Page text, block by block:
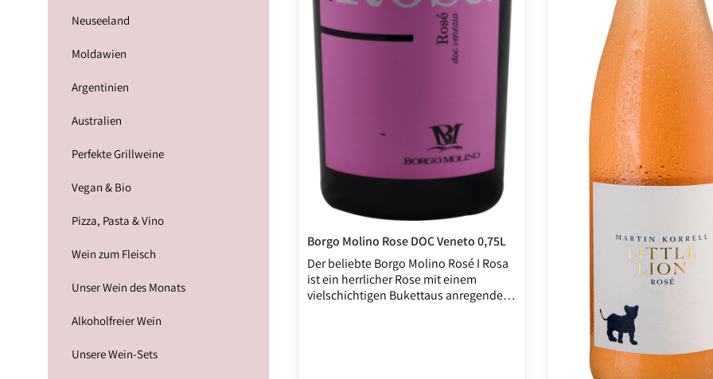
Neuseeland
Moldawien
Argentinien
Australien
Perfekte Grillweine
Vegan & Bio
Pizza, Pasta & Vino
Wein zum Fleisch
Unser Wein des Monats
Alkoholfreier Wein
Unsere Wein-Sets
Borgo Molino Rose DOC Veneto 0,75L
Der beliebte Borgo Molino Rosé I Rosa
ist ein herrlicher Rose mit einem
vielschichtigen Bukettaus anregenden